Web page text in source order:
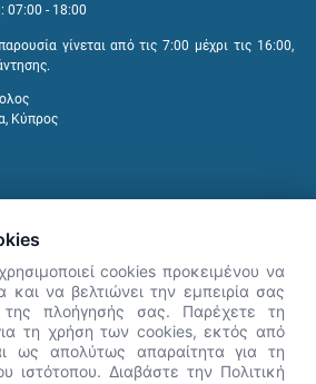
07:00 - 18:00
γίνεται από τις 7:00 μέχρι τις 16:00,
Κύπρος
Καλώς ήρθες! Είμαι η Νόησις.
μου πώς μπορώ να σε βοηθήσω
cookies προκειμένου να
και να βελτιώνει την εμπειρία σας
πλοήγησής σας. Παρέχετε τη
τη χρήση των cookies, εκτός από
ως απολύτως απαραίτητα για τη
ιστότοπου. Διαβάστε την Πολιτική